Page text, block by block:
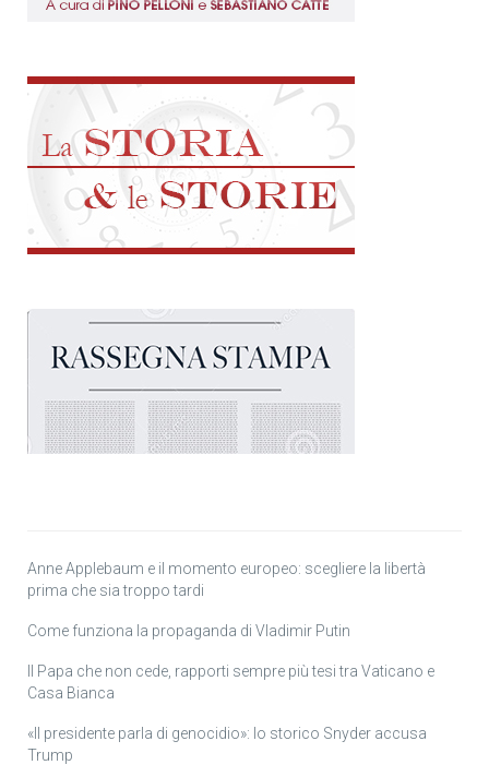
Anne Applebaum e il momento europeo: scegliere la libertà
prima che sia troppo tardi
Come funziona la propaganda di Vladimir Putin
Il Papa che non cede, rapporti sempre più tesi tra Vaticano e
Casa Bianca
«Il presidente parla di genocidio»: lo storico Snyder accusa
Trump